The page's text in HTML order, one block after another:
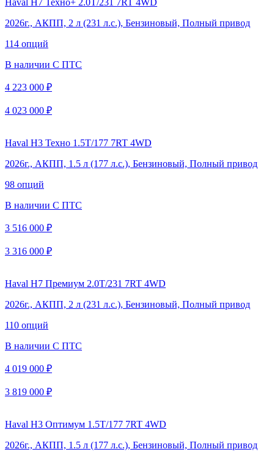
Haval H7 Техно+ 2.0Т/231 7RT 4WD
2026г., АКПП, 2 л (231 л.с.), Бензиновый, Полный привод
114 опций
В наличии С ПТС
4 223 000 ₽
4 023 000 ₽
Haval H3 Техно 1.5T/177 7RT 4WD
2026г., АКПП, 1.5 л (177 л.с.), Бензиновый, Полный привод
98 опций
В наличии С ПТС
3 516 000 ₽
3 316 000 ₽
Haval H7 Премиум 2.0Т/231 7RT 4WD
2026г., АКПП, 2 л (231 л.с.), Бензиновый, Полный привод
110 опций
В наличии С ПТС
4 019 000 ₽
3 819 000 ₽
Haval H3 Оптимум 1.5T/177 7RT 4WD
2026г., АКПП, 1.5 л (177 л.с.), Бензиновый, Полный привод